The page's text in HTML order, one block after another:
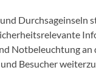
Durchsageinseln
Notbeleuchtung an
Besucher